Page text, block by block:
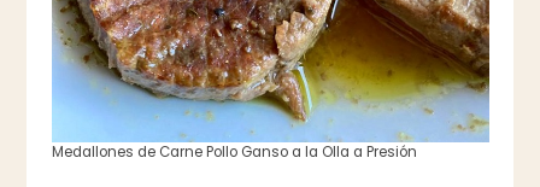
Medallones de Carne Pollo Ganso a la Olla a Presión